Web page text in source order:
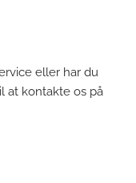
eller har du
at kontakte os på